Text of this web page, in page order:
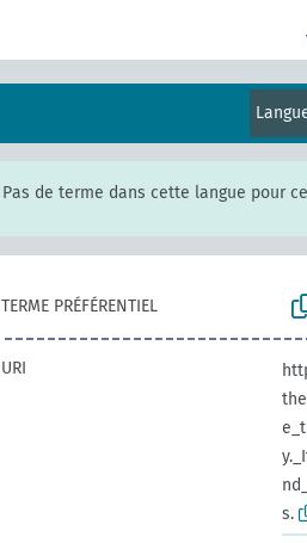
Pas de terme dans cette langue pour
TERME PRÉFÉRENTIEL
URI
s.